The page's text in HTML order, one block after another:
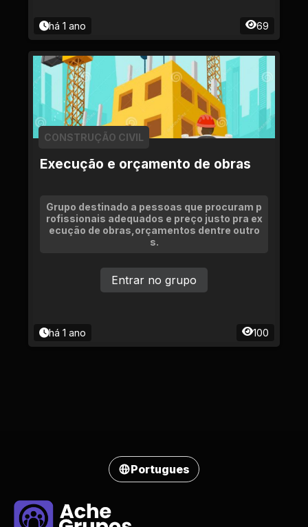
há 1 ano 69
Execução e orçamento de obras
CONSTRUÇÃO CIVIL
Grupo destinado a pessoas que procuram p
rofissionais adequados e preço justo pra ex
ecução de obras,orçamentos dentre outro
s.
há 1 ano 100
Entrar no grupo
Portugues